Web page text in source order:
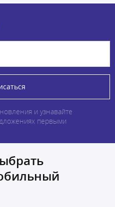
и узнавайте
первыми